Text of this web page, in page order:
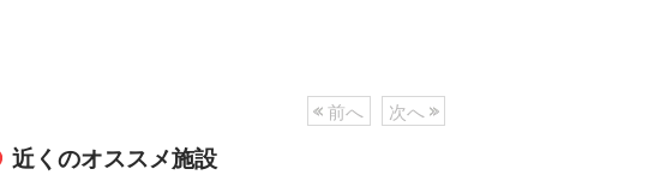
前へ 次へ
近くのオススメ施設